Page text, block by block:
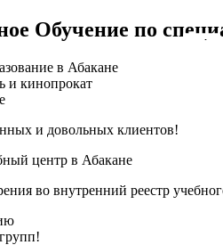
Обучение по
в Абакане
и кинопрокат
и довольных клиентов!
центр в Абакане
во внутренний реестр